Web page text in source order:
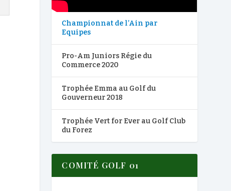
Championnat de l’Ain par
Equipes
Pro-Am Juniors Régie du
Commerce 2020
Trophée Emma au Golf du
Gouverneur 2018
Trophée Vert for Ever au Golf Club
du Forez
COMITÉ GOLF 01